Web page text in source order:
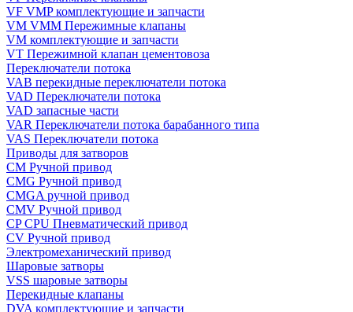
VF VMP комплектующие и запчасти
VM VMM Пережимные клапаны
VM комплектующие и запчасти
VT Пережимной клапан цементовоза
Переключатели потока
VAB перекидные переключатели потока
VAD Переключатели потока
VAD запасные части
VAR Переключатели потока барабанного типа
VAS Переключатели потока
Приводы для затворов
СМ Ручной привод
CMG Ручной привод
CMGA ручной привод
CMV Ручной привод
CP CPU Пневматический привод
CV Ручной привод
Электромеханический привод
Шаровые затворы
VSS шаровые затворы
Перекидные клапаны
DVA комплектующие и запчасти